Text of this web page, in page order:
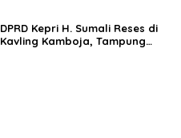
DPRD Kepri H. Sumali Reses di
Kavling Kamboja, Tampung